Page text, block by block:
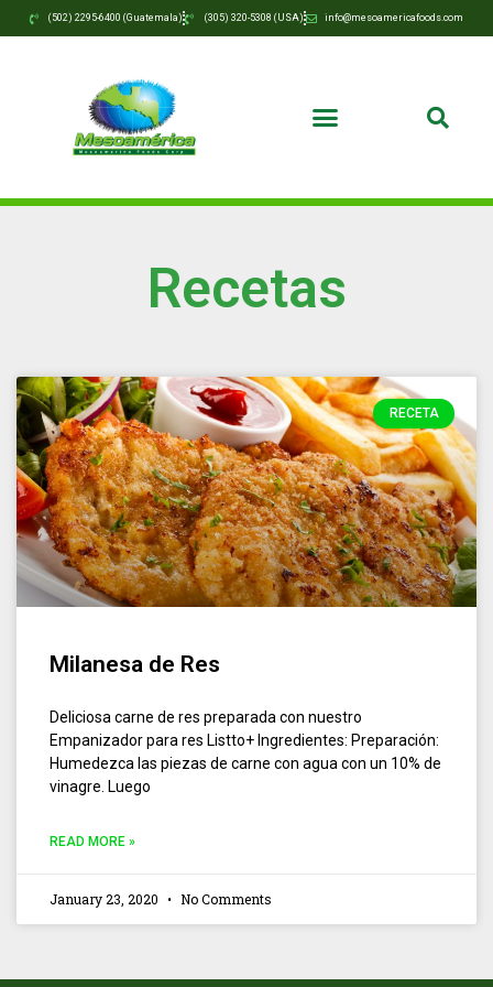
(502) 2295-6400 (Guatemala) (305) 320-5308 (USA) info@mesoamericafoods.com
Recetas
RECETA
Milanesa de Res
Deliciosa carne de res preparada con nuestro
Empanizador para res Listto+ Ingredientes: Preparación:
Humedezca las piezas de carne con agua con un 10% de
vinagre. Luego
READ MORE »
January 23, 2020 No Comments